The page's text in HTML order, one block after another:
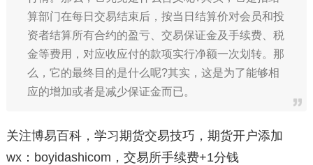
算部门在每日交易结束后，按当日结算价对会员和投
资者结算所有合约的盈亏、交易保证金及手续费、税
金等费用，对应收应付的款项实行净额一次划转。那
么，它的最终目的是什么呢?其实，这是为了能够相
应的增加或者是减少保证金而已。
关注博易百科，学习期货交易技巧，期货开户添加
wx：boyidashicom，交易所手续费+1分钱